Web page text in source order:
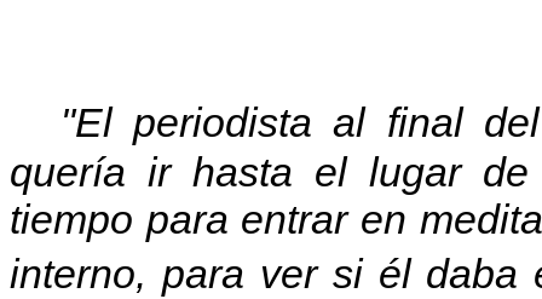
"El periodista al final del
quería ir hasta el lugar
tiempo para entrar en
interno, para ver si él